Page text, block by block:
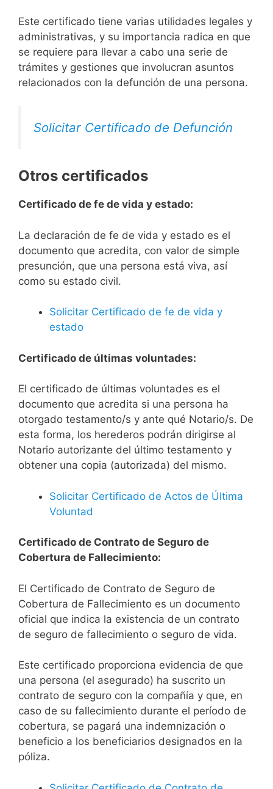
Este certificado tiene varias utilidades legales y
administrativas, y su importancia radica en que
se requiere para llevar a cabo una serie de
trámites y gestiones que involucran asuntos
relacionados con la defunción de una persona.
Solicitar Certificado de Defunción
Otros certificados
Certificado de fe de vida y estado:
La declaración de fe de vida y estado es el
documento que acredita, con valor de simple
presunción, que una persona está viva, así
como su estado civil.
Solicitar Certificado de fe de vida y
estado
Certificado de últimas voluntades:
El certificado de últimas voluntades es el
documento que acredita si una persona ha
otorgado testamento/s y ante qué Notario/s. De
esta forma, los herederos podrán dirigirse al
Notario autorizante del último testamento y
obtener una copia (autorizada) del mismo.
Solicitar Certificado de Actos de Última
Voluntad
Certificado de Contrato de Seguro de
Cobertura de Fallecimiento:
El Certificado de Contrato de Seguro de
Cobertura de Fallecimiento es un documento
oficial que indica la existencia de un contrato
de seguro de fallecimiento o seguro de vida.
Este certificado proporciona evidencia de que
una persona (el asegurado) ha suscrito un
contrato de seguro con la compañía y que, en
caso de su fallecimiento durante el período de
cobertura, se pagará una indemnización o
beneficio a los beneficiarios designados en la
póliza.